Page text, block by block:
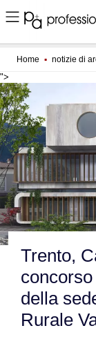
Home ▪ notizie di
">
Trento,
della
Rurale